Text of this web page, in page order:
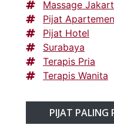
Massage
Pijat Apartemen
Pijat Hotel
Surabaya
Terapis Pria
Terapis Wanita
PIJAT PALING